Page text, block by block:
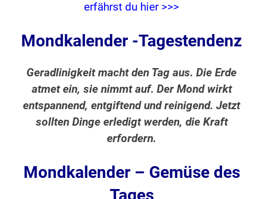
erfährst du hier >>>
Mondkalender -Tagestendenz
Geradlinigkeit macht den Tag aus. Die Erde
atmet ein, sie nimmt auf. Der Mond wirkt
entspannend, entgiftend und reinigend. Jetzt
sollten Dinge erledigt werden, die Kraft
erfordern.
Mondkalender – Gemüse des